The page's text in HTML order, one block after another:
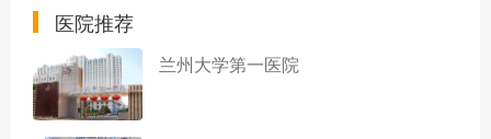
医院推荐
兰州大学第一医院